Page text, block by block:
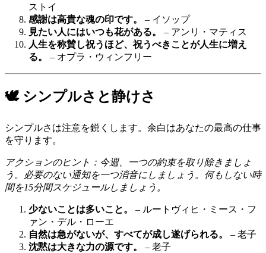
ストイ
感謝は高貴な魂の印です。
– イソップ
見たい人にはいつも花がある。
– アンリ・マティス
人生を称賛し祝うほど、祝うべきことが人生に増え
る。
– オプラ・ウィンフリー
🕊️ シンプルさと静けさ
シンプルさは注意を鋭くします。余白はあなたの最高の仕事
を守ります。
アクションのヒント：今週、一つの約束を取り除きましょ
う。必要のない通知を一つ消音にしましょう。何もしない時
間を15分間スケジュールしましょう。
少ないことは多いこと。
– ルートヴィヒ・ミース・フ
ァン・デル・ローエ
自然は急がないが、すべてが成し遂げられる。
– 老子
沈黙は大きな力の源です。
– 老子